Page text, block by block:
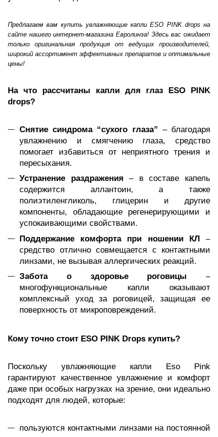
Предлагаем вам купить увлажняющие капли ESO PINK drops на
сайте нашего интернет-магазина Евролинза! Здесь вас ожидает
только оригинальная продукция от ведущих производителей,
широкий ассортимент эффективных препаратов и оптимальные
цены!
На что рассчитаны капли для глаз ESO PINK
drops?
Снятие синдрома “сухого глаза” – благодаря
увлажнению и смягчению глаза, средство
помогает избавиться от неприятного трения и
пересыхания.
Устранение раздражения – в составе капель
содержится аллантоин, а также
полиэтиленгликоль, глицерин и другие
компоненты, обладающие регенерирующими и
успокаивающими свойствами.
Поддержание комфорта при ношении КЛ –
средство отлично совмещается с контактными
линзами, не вызывая аллергических реакций.
Забота о здоровье роговицы –
многофункциональные капли оказывают
комплексный уход за роговицей, защищая ее
поверхность от микроповреждений.
Кому точно стоит ESO PINK Drops купить?
Поскольку увлажняющие капли Eso Pink
гарантируют качественное увлажнение и комфорт
даже при особых нагрузках на зрение, они идеально
подходят для людей, которые:
пользуются контактными линзами на постоянной